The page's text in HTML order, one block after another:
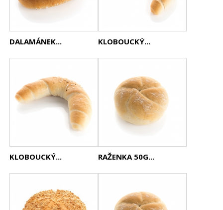
DALAMÁNEK... KLOBOUCKÝ...
KLOBOUCKÝ... RAŽENKA 50G...